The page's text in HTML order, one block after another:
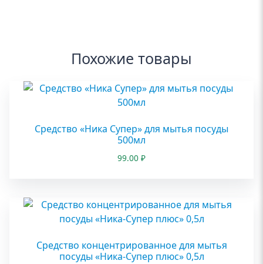
Похожие товары
Средство «Ника Супер» для мытья посуды
500мл
99.00 ₽
Средство концентрированное для мытья
посуды «Ника-Супер плюс» 0,5л